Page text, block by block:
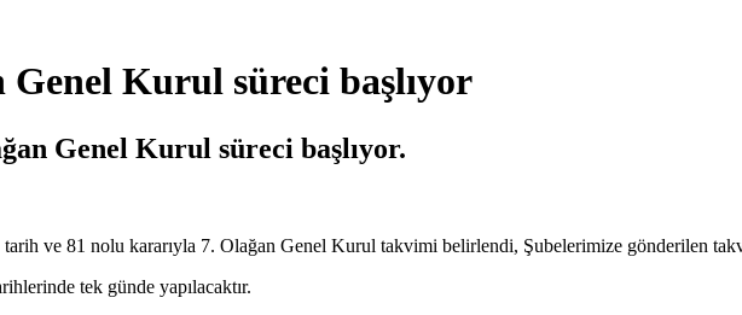
Kurul süreci başlıyor
Genel Kurul süreci başlıyor.
ve 81 nolu kararıyla 7. Olağan Genel Kurul takvimi belirlendi, Şubelerimize gönderilen
tek günde yapılacaktır.